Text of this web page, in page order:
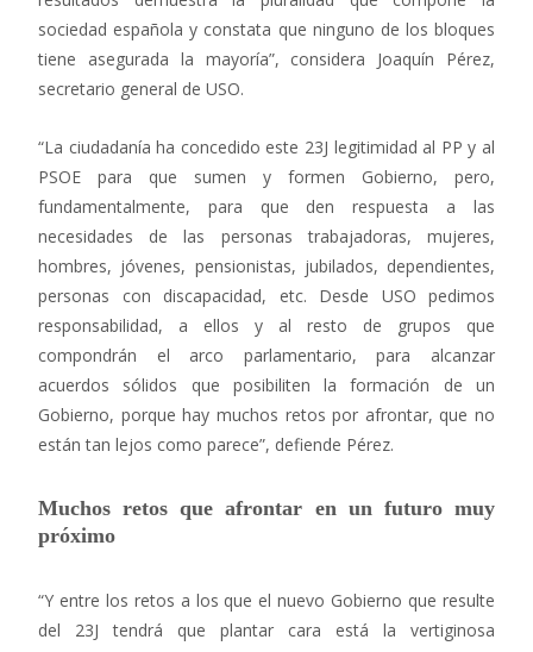
sociedad española y constata que ninguno de los bloques
tiene asegurada la mayoría”, considera Joaquín Pérez,
secretario general de USO.
“La ciudadanía ha concedido este 23J legitimidad al PP y al
PSOE para que sumen y formen Gobierno, pero,
fundamentalmente, para que den respuesta a las
necesidades de las personas trabajadoras, mujeres,
hombres, jóvenes, pensionistas, jubilados, dependientes,
personas con discapacidad, etc. Desde USO pedimos
responsabilidad, a ellos y al resto de grupos que
compondrán el arco parlamentario, para alcanzar
acuerdos sólidos que posibiliten la formación de un
Gobierno, porque hay muchos retos por afrontar, que no
están tan lejos como parece”, defiende Pérez.
Muchos retos que afrontar en un futuro muy
próximo
“Y entre los retos a los que el nuevo Gobierno que resulte
del 23J tendrá que plantar cara está la vertiginosa